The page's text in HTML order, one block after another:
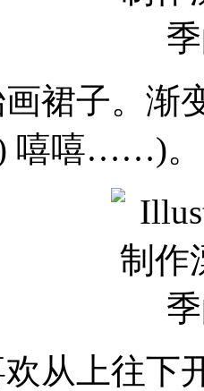
画裙子。渐
嘻嘻……)。
欢从上往下